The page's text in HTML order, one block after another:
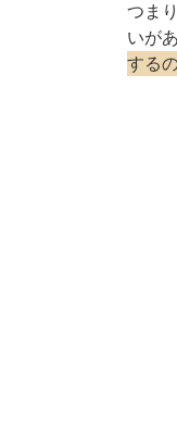
つま
いが
する